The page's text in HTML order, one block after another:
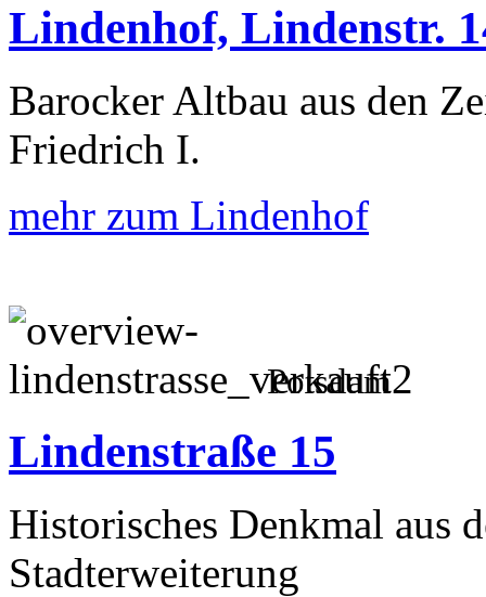
Lindenhof, Lindenstr.
Barocker Altbau aus den
Friedrich I.
mehr zum Lindenhof
Potsdam
Lindenstraße 15
Historisches Denkmal aus
Stadterweiterung